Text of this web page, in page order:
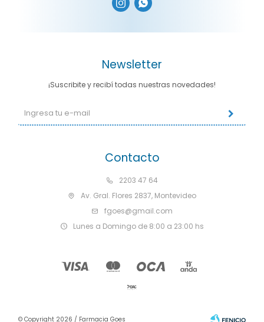
 
Contacto
2203 47 64
Av. Gral. Flores 2837, Montevideo
fgoes@gmail.com
Lunes a Domingo de 8:00 a 23:00 hs
Newsletter
¡Suscribite y recibí todas nuestras novedades!
© Copyright 2026 / Farmacia Goes